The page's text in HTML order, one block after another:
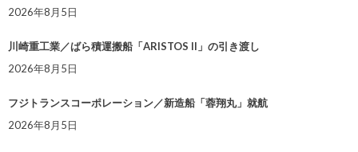
2026年8月5日
川崎重工業／ばら積運搬船「ARISTOS II」の引き渡し
2026年8月5日
フジトランスコーポレーション／新造船「蓉翔丸」就航
2026年8月5日